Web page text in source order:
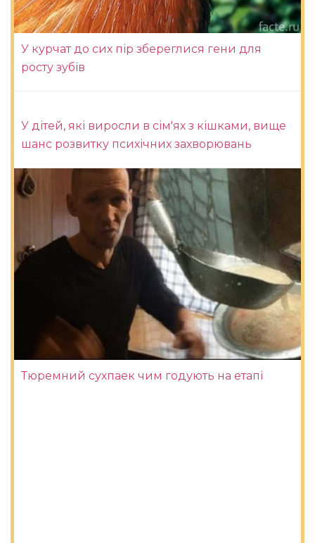
У курчат до сих пір збереглися гени для
росту зубів
У дітей, які виросли в сім'ях з кішками, вище
шанс розвитку психічних захворювань
Тюремний сухпаек чим годують на етапі